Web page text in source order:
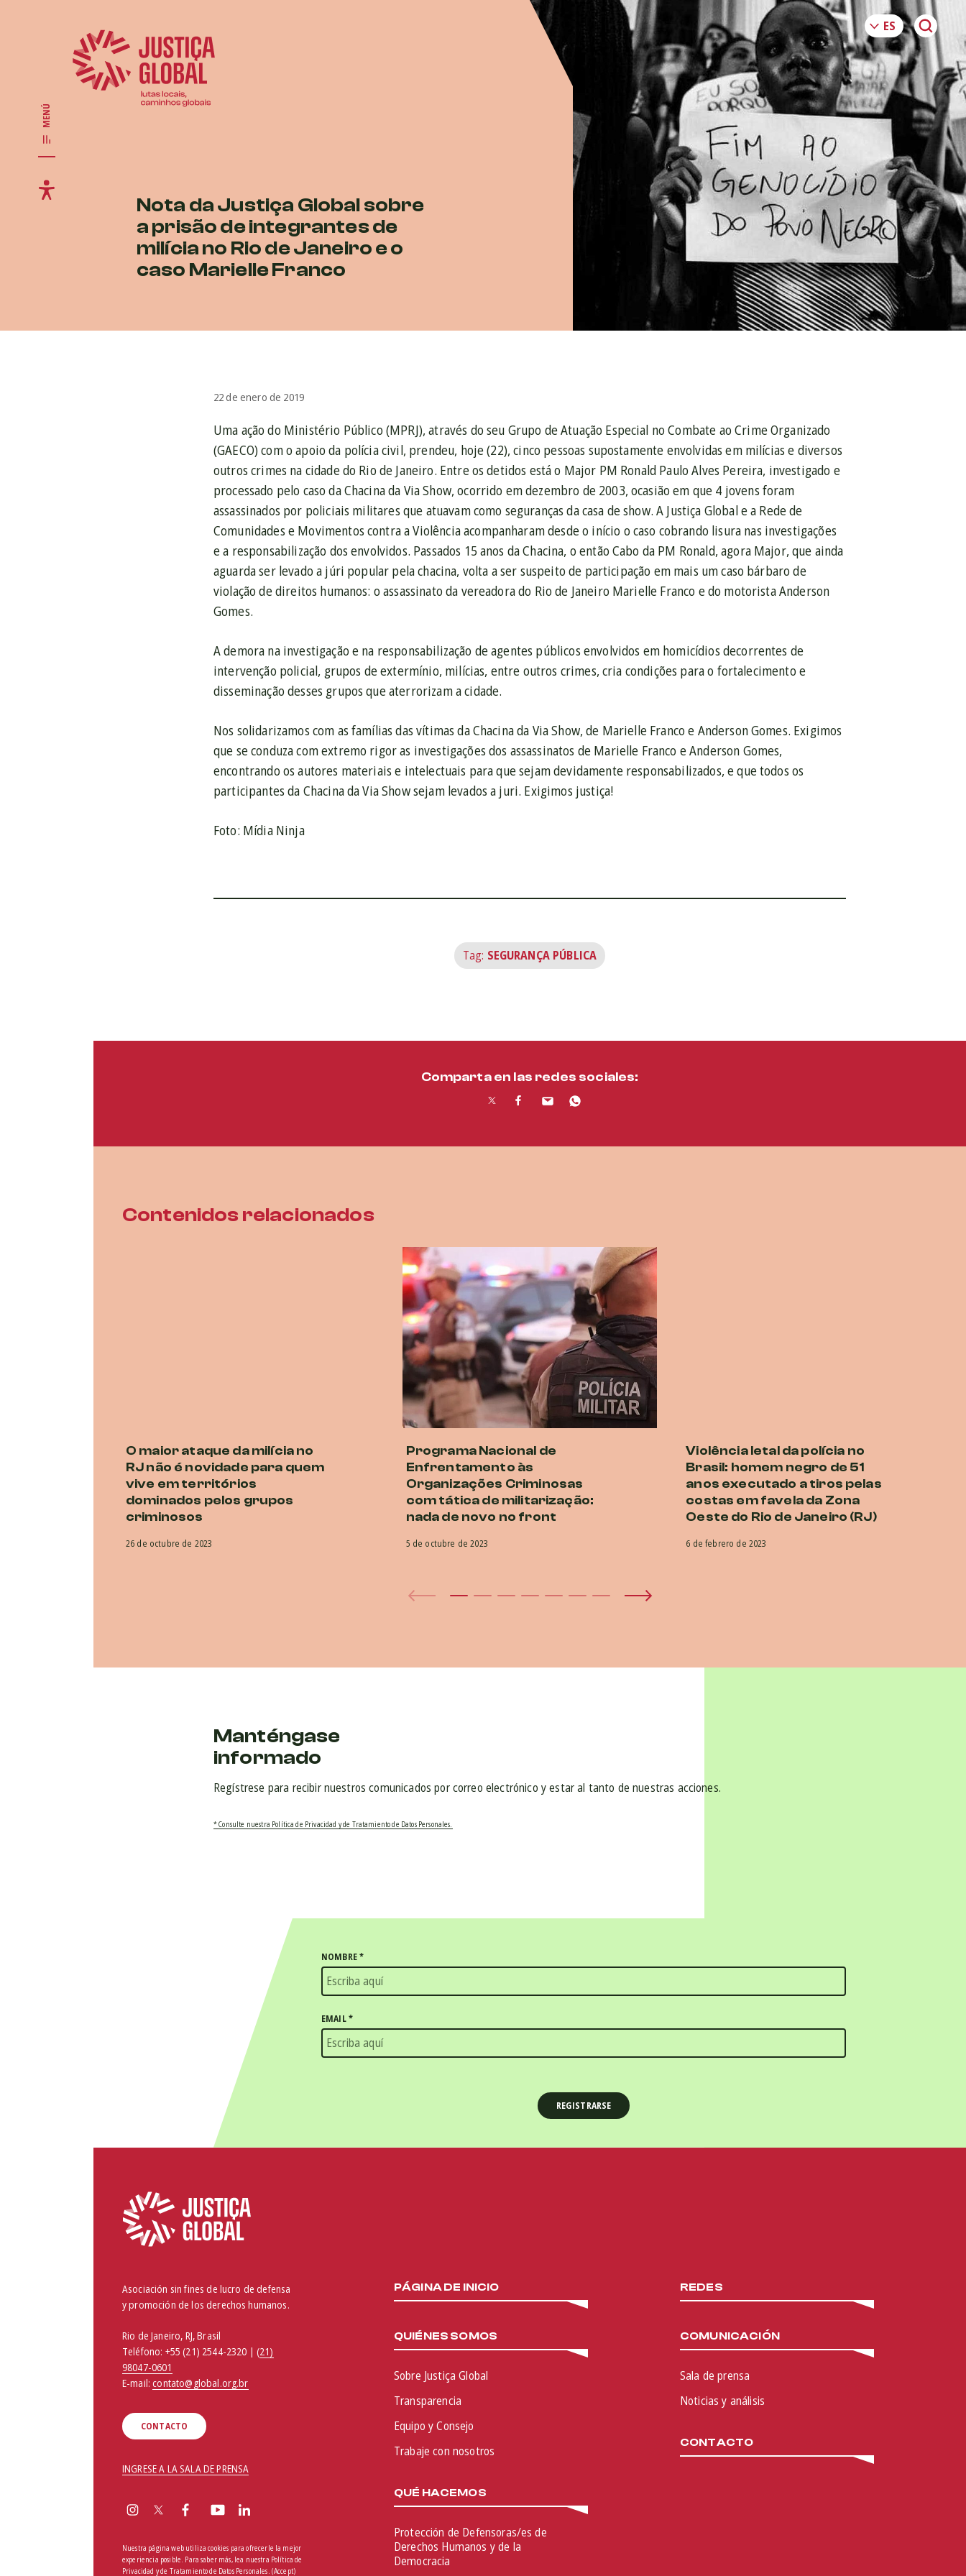
MENÚ
Nota da Justiça Global sobre
a prisão de integrantes de
milícia no Rio de Janeiro e o
caso Marielle Franco
22 de enero de 2019
Uma ação do Ministério Público (MPRJ), através do seu Grupo de Atuação Especial no Combate ao Crime Organizado
(GAECO) com o apoio da polícia civil, prendeu, hoje (22), cinco pessoas supostamente envolvidas em milícias e diversos
outros crimes na cidade do Rio de Janeiro. Entre os detidos está o Major PM Ronald Paulo Alves Pereira, investigado e
processado pelo caso da Chacina da Via Show, ocorrido em dezembro de 2003, ocasião em que 4 jovens foram
assassinados por policiais militares que atuavam como seguranças da casa de show. A Justiça Global e a Rede de
Comunidades e Movimentos contra a Violência acompanharam desde o início o caso cobrando lisura nas investigações
e a responsabilização dos envolvidos. Passados 15 anos da Chacina, o então Cabo da PM Ronald, agora Major, que ainda
aguarda ser levado a júri popular pela chacina, volta a ser suspeito de participação em mais um caso bárbaro de
violação de direitos humanos: o assassinato da vereadora do Rio de Janeiro Marielle Franco e do motorista Anderson
Gomes.
A demora na investigação e na responsabilização de agentes públicos envolvidos em homicídios decorrentes de
intervenção policial, grupos de extermínio, milícias, entre outros crimes, cria condições para o fortalecimento e
disseminação desses grupos que aterrorizam a cidade.
Nos solidarizamos com as famílias das vítimas da Chacina da Via Show, de Marielle Franco e Anderson Gomes. Exigimos
que se conduza com extremo rigor as investigações dos assassinatos de Marielle Franco e Anderson Gomes,
encontrando os autores materiais e intelectuais para que sejam devidamente responsabilizados, e que todos os
participantes da Chacina da Via Show sejam levados a juri. Exigimos justiça!
Foto: Mídia Ninja
Tag: SEGURANÇA PÚBLICA
Comparta en las redes sociales:
Contenidos relacionados
O maior ataque da milícia no
RJ não é novidade para quem
vive em territórios
dominados pelos grupos
criminosos
26 de octubre de 2023
Programa Nacional de
Enfrentamento às
Organizações Criminosas
com tática de militarização:
nada de novo no front
5 de octubre de 2023
Violência letal da polícia no
Brasil: homem negro de 51
anos executado a tiros pelas
costas em favela da Zona
Oeste do Rio de Janeiro (RJ)
6 de febrero de 2023
Manténgase
informado
Regístrese para recibir nuestros comunicados por correo electrónico y estar al tanto de nuestras acciones.
* Consulte nuestra Política de Privacidad y de Tratamiento de Datos Personales.
NOMBRE*
EMAIL*
Asociación sin fines de lucro de defensa
y promoción de los derechos humanos.
Rio de Janeiro, RJ, Brasil
Teléfono: +55 (21) 2544-2320 | (21)
98047-0601
E-mail:contato@global.org.br
CONTACTO
INGRESE A LA SALA DE PRENSA
Nuestra página web utiliza cookies para ofrecerle la mejor
experiencia posible. Para saber más, lea nuestra Política de
Privacidad y de Tratamiento de Datos Personales (Accept)
PÁGINA DE INICIO
QUIÉNES SOMOS
Sobre Justiça Global
Transparencia
Equipo y Consejo
Trabaje con nosotros
QUÉ HACEMOS
Protección de Defensoras/es de
Derechos Humanos y de la
Democracia
REDES
COMUNICACIÓN
Sala de prensa
Noticias y análisis
CONTACTO